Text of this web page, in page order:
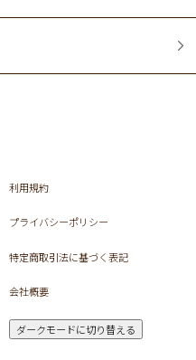
利用規約
プライバシーポリシー
特定商取引法に基づく表記
会社概要
ダークモードに切り替える